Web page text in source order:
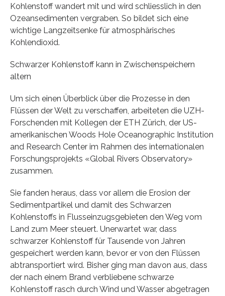
Kohlenstoff wandert mit und wird schliesslich in den
Ozeansedimenten vergraben. So bildet sich eine
wichtige Langzeitsenke für atmosphärisches
Kohlendioxid.
Schwarzer Kohlenstoff kann in Zwischenspeichern
altern
Um sich einen Überblick über die Prozesse in den
Flüssen der Welt zu verschaffen, arbeiteten die UZH-
Forschenden mit Kollegen der ETH Zürich, der US-
amerikanischen Woods Hole Oceanographic Institution
and Research Center im Rahmen des internationalen
Forschungsprojekts «Global Rivers Observatory»
zusammen.
Sie fanden heraus, dass vor allem die Erosion der
Sedimentpartikel und damit des Schwarzen
Kohlenstoffs in Flusseinzugsgebieten den Weg vom
Land zum Meer steuert. Unerwartet war, dass
schwarzer Kohlenstoff für Tausende von Jahren
gespeichert werden kann, bevor er von den Flüssen
abtransportiert wird. Bisher ging man davon aus, dass
der nach einem Brand verbliebene schwarze
Kohlenstoff rasch durch Wind und Wasser abgetragen